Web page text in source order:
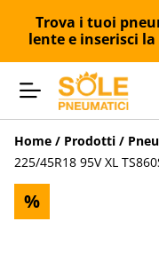
Trova i tuoi
lente e inserisci la
Home / Prodotti /
225/45R18 95V XL
%